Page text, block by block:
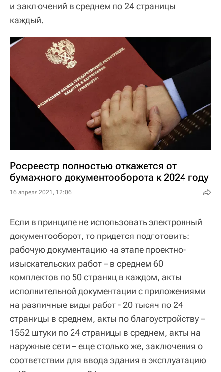
и заключений в среднем по 24 страницы
каждый.
Росреестр полностью откажется от
бумажного документооборота к 2024 году
16 апреля 2021, 12:06
Если в принципе не использовать электронный
документооборот, то придется подготовить:
рабочую документацию на этапе проектно-
изыскательских работ – в среднем 60
комплектов по 50 страниц в каждом, акты
исполнительной документации с приложениями
на различные виды работ - 20 тысяч по 24
страницы в среднем, акты по благоустройству –
1552 штуки по 24 страницы в среднем, акты на
наружные сети – еще столько же, заключения о
соответствии для ввода здания в эксплуатацию